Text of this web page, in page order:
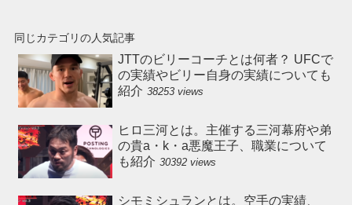
同じカテゴリの人気記事
JTTのビリーコーチとは何者？ UFCで
の実績やビリー自身の実績についても
紹介 38253 views
ヒロ三河とは。主催する三河幕府や弟
の貴a・k・a悪魔王子、職業について
も紹介 30392 views
シモミシュランとは。空手の実績、